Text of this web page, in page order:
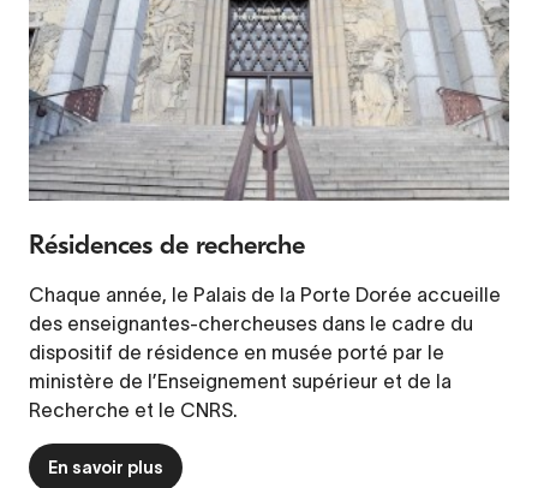
Résidences de recherche
Chaque année, le Palais de la Porte Dorée accueille
des enseignantes-chercheuses dans le cadre du
dispositif de résidence en musée porté par le
ministère de l’Enseignement supérieur et de la
Recherche et le CNRS.
En savoir plus